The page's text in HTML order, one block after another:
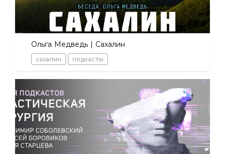
Ольга Медведь | Сахалин
сахалин подкасты